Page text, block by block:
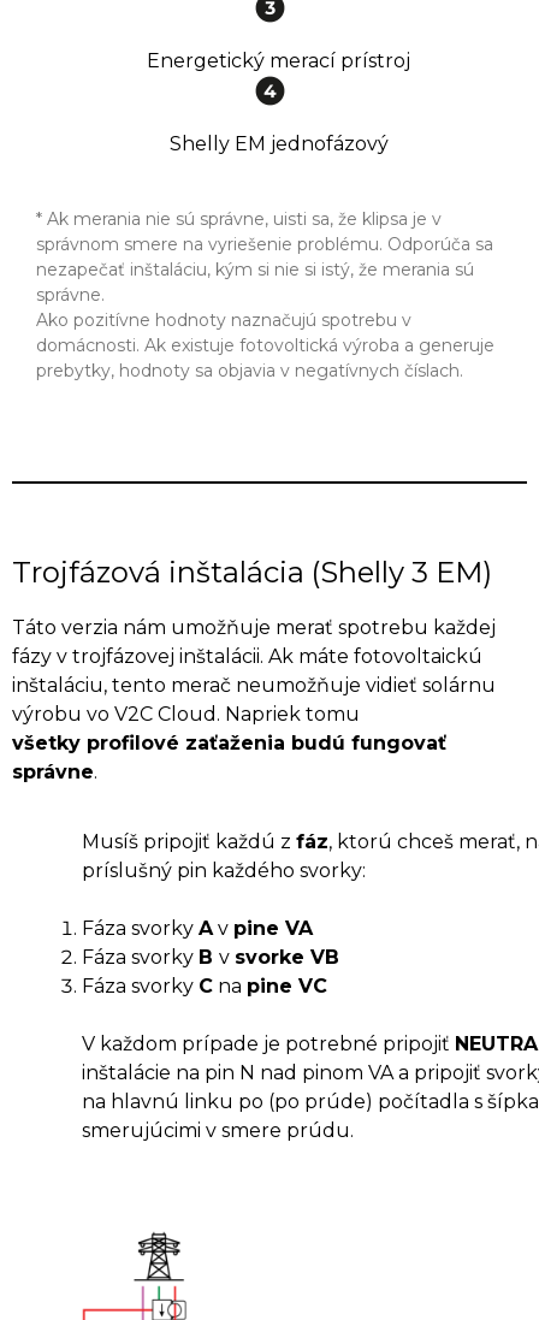
Energetický merací prístroj
Shelly EM jednofázový
* Ak merania nie sú správne, uisti sa, že klipsa je v
správnom smere na vyriešenie problému. Odporúča sa
nezapečať inštaláciu, kým si nie si istý, že merania sú
správne.
Ako pozitívne hodnoty naznačujú spotrebu v
domácnosti. Ak existuje fotovoltická výroba a generuje
prebytky, hodnoty sa objavia v negatívnych číslach.
Trojfázová inštalácia (Shelly 3 EM)
Táto verzia nám umožňuje merať spotrebu každej
fázy v trojfázovej inštalácii. Ak máte fotovoltaickú
inštaláciu, tento merač neumožňuje vidieť solárnu
výrobu vo V2C Cloud. Napriek tomu
všetky profilové zaťaženia budú fungovať
správne.
Musíš pripojiť každú z fáz, ktorú chceš merať,
príslušný pin každého svorky:
Fáza svorky Av pine VA
Fáza svorky B v svorke VB
Fáza svorky C na pine VC
V každom prípade je potrebné pripojiť
inštalácie na pin N nad pinom VA a pripojiť
na hlavnú linku po (po prúde) počítadla s
smerujúcimi v smere prúdu.